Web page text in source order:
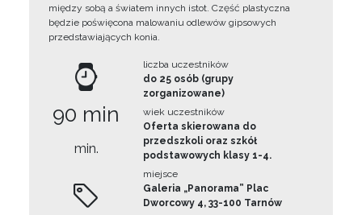
między sobą a światem innych istot. Część plastyczna
będzie poświęcona malowaniu odlewów gipsowych
przedstawiających konia.
90 min
min.
liczba uczestników
do 25 osób (grupy
zorganizowane)
wiek uczestników
Oferta skierowana do
przedszkoli oraz szkół
podstawowych klasy 1-4.
miejsce
Galeria „Panorama” Plac
Dworcowy 4, 33-100 Tarnów